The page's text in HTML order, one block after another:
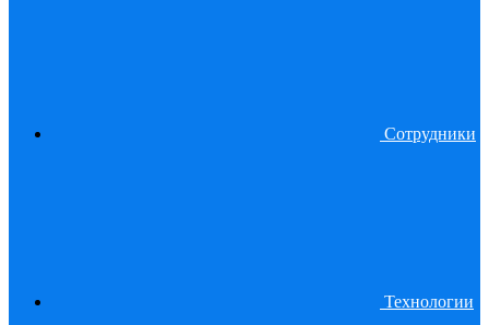
Сотрудники
Технологии